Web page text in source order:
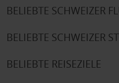
BELIEBTE SCHWEIZER
BELIEBTE SCHWEIZER
BELIEBTE REISEZIELE